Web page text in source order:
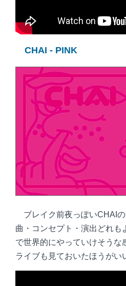
CHAI - PINK
ブレイク前夜っぽいCHAI
曲・コンセプト・演出どれも
で世界的にやっていけそうな
ライブも見ておいたほうがい